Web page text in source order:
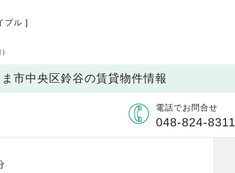
ブル ]
市中央区鈴谷の賃貸物件情報
電話でお問合せ
048-824-8311